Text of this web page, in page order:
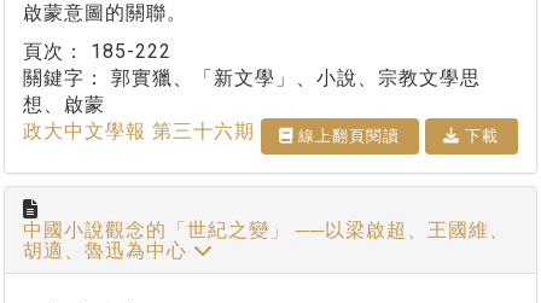
啟蒙意圖的關聯。
頁次： 185-222
關鍵字： 郭實獵、「新文學」、小說、宗教文學思
想、啟蒙
政大中文學報 第三十六期
線上翻⾴閱讀 下載
中國小說觀念的「世紀之變」 ──以梁啟超、王國維、
胡適、魯迅為中心